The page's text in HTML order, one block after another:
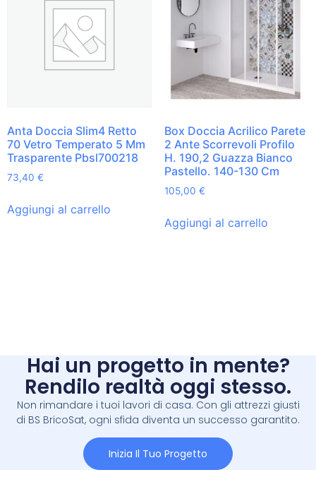
Anta Doccia Slim4 Retto
70 Vetro Temperato 5 Mm
Trasparente Pbsl700218
73,40 €
Aggiungi al carrello
Box Doccia Acrilico Parete
2 Ante Scorrevoli Profilo
H. 190,2 Guazza Bianco
Pastello. 140-130 Cm
105,00 €
Aggiungi al carrello
Hai un progetto in mente?
Rendilo realtà oggi stesso.
Non rimandare i tuoi lavori di casa. Con gli attrezzi giusti
di BS BricoSat, ogni sfida diventa un successo garantito.
Inizia Il Tuo Progetto